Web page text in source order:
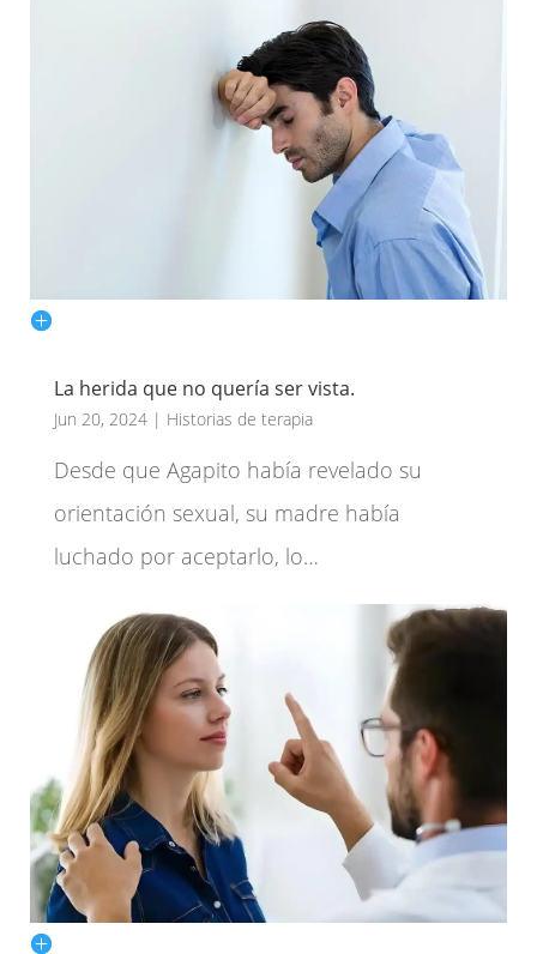
La herida que no quería ser vista.
Jun 20, 2024| Historias de terapia
Desde que Agapito había revelado su
orientación sexual, su madre había
luchado por aceptarlo, lo…